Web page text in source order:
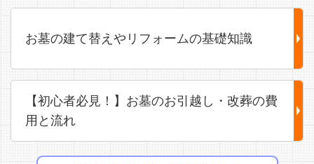
お墓の建て替えやリフォームの基礎知識
【初心者必見！】お墓のお引越し・改葬の費
用と流れ